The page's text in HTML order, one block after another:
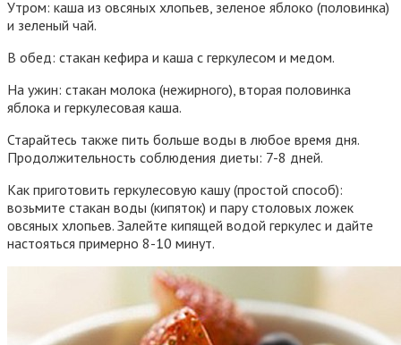
Утром: каша из овсяных хлопьев, зеленое яблоко (половинка)
и зеленый чай.
В обед: стакан кефира и каша с геркулесом и медом.
На ужин: стакан молока (нежирного), вторая половинка
яблока и геркулесовая каша.
Старайтесь также пить больше воды в любое время дня.
Продолжительность соблюдения диеты: 7-8 дней.
Как приготовить геркулесовую кашу (простой способ):
возьмите стакан воды (кипяток) и пару столовых ложек
овсяных хлопьев. Залейте кипящей водой геркулес и дайте
настояться примерно 8-10 минут.